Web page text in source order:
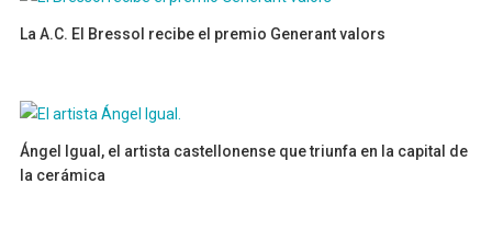
La A.C. El Bressol recibe el premio Generant valors
Ángel Igual, el artista castellonense que triunfa en la capital de
la cerámica